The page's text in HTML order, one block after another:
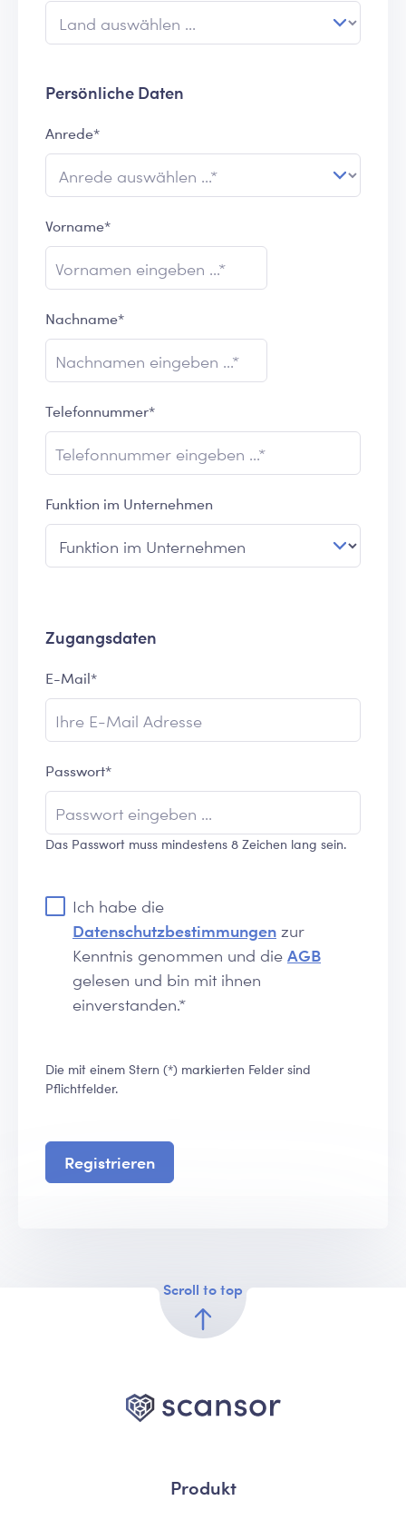
Persönliche Daten
Anrede*
Vorname*
Nachname*
Telefonnummer*
Funktion im Unternehmen
Zugangsdaten
E-Mail*
Passwort*
Das Passwort muss mindestens 8 Zeichen lang sein.
Ich habe die
Datenschutzbestimmungen zur
Kenntnis genommen und die AGB
gelesen und bin mit ihnen
einverstanden.*
Die mit einem Stern (*) markierten Felder sind
Pflichtfelder.
Registrieren
Scroll to top
Produkt